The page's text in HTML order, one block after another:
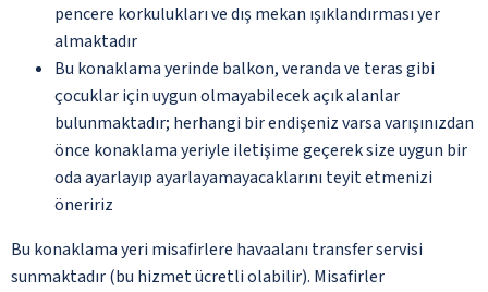
pencere korkulukları ve dış mekan ışıklandırması yer
almaktadır
Bu konaklama yerinde balkon, veranda ve teras gibi
çocuklar için uygun olmayabilecek açık alanlar
bulunmaktadır; herhangi bir endişeniz varsa varışınızdan
önce konaklama yeriyle iletişime geçerek size uygun bir
oda ayarlayıp ayarlayamayacaklarını teyit etmenizi
öneririz
Bu konaklama yeri misafirlere havaalanı transfer servisi
sunmaktadır (bu hizmet ücretli olabilir). Misafirler